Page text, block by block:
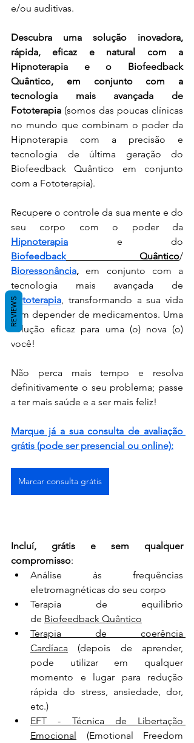
e/ou auditivas.
Descubra uma solução inovadora,
rápida, eficaz e natural com a
Hipnoterapia e o Biofeedback
Quântico, em conjunto com a
tecnologia mais avançada de
Fototerapia (somos das poucas clínicas
no mundo que combinam o poder da
Hipnoterapia com a precisão e
tecnologia de última geração do
Biofeedback Quântico em conjunto
com a Fototerapia).
Recupere o controle da sua mente e do
Hipnoterapia
Biofeedback Quântico
Bioressonância, em conjunto com a
Fototerapia, transformando a sua vida
sem depender de medicamentos. Uma
solução eficaz para uma (o) nova (o)
você!
Não perca mais tempo e resolva
definitivamente o seu problema; passe
a ter mais saúde e a ser mais feliz!
Marque já a sua consulta de avaliação
grátis (pode ser presencial ou online):
Marcar consulta grátis
Incluí, grátis e sem qualquer
compromisso:
Análise às frequências
eletromagnéticas do seu corpo
Terapia de equilíbrio
de Biofeedback Quântico
Terapia de coerência
Cardíaca (depois de aprender,
pode utilizar em qualquer
momento e lugar para redução
rápida do stress, ansiedade, dor,
etc.)
EFT - Técnica de Libertação
Emocional (Emotional Freedom
REVIEWS